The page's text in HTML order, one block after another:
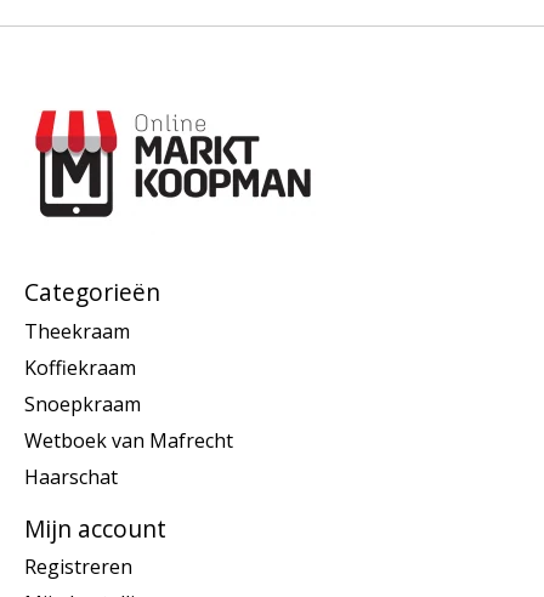
Categorieën
Theekraam
Koffiekraam
Snoepkraam
Wetboek van Mafrecht
Haarschat
Mijn account
Registreren